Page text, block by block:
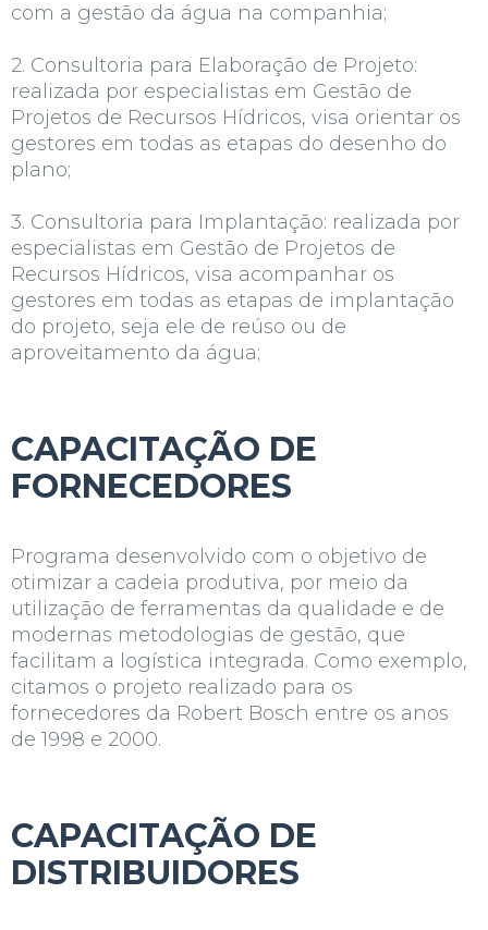
com a gestão da água na companhia;
2. Consultoria para Elaboração de Projeto:
realizada por especialistas em Gestão de
Projetos de Recursos Hídricos, visa orientar os
gestores em todas as etapas do desenho do
plano;
3. Consultoria para Implantação: realizada por
especialistas em Gestão de Projetos de
Recursos Hídricos, visa acompanhar os
gestores em todas as etapas de implantação
do projeto, seja ele de reúso ou de
aproveitamento da água;
CAPACITAÇÃO DE
FORNECEDORES
Programa desenvolvido com o objetivo de
otimizar a cadeia produtiva, por meio da
utilização de ferramentas da qualidade e de
modernas metodologias de gestão, que
facilitam a logística integrada. Como exemplo,
citamos o projeto realizado para os
fornecedores da Robert Bosch entre os anos
de 1998 e 2000.
CAPACITAÇÃO DE
DISTRIBUIDORES